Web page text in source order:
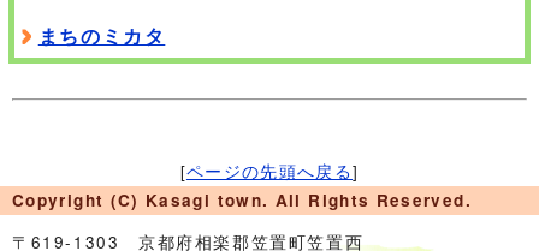
まちのミカタ
[ページの先頭へ戻る]
Copyright (C) Kasagi town. All Rights Reserved.
〒619-1303 京都府相楽郡笠置町笠置西